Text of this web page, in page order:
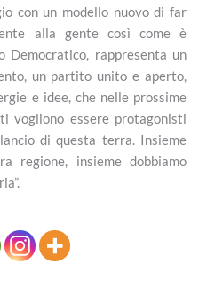
con un modello nuovo di far
alla gente così come è
Democratico, rappresenta un
un partito unito e aperto,
e idee, che nelle prossime
vogliono essere protagonisti
di questa terra. Insieme
regione, insieme dobbiamo